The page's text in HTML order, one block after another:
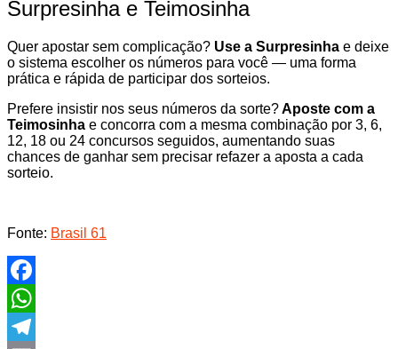
Surpresinha e Teimosinha
Quer apostar sem complicação? Use a Surpresinha e deixe
o sistema escolher os números para você — uma forma
prática e rápida de participar dos sorteios.
Prefere insistir nos seus números da sorte?Aposte com a
Teimosinha e concorra com a mesma combinação por 3, 6,
12, 18 ou 24 concursos seguidos, aumentando suas
chances de ganhar sem precisar refazer a aposta a cada
sorteio.
Fonte: Brasil 61
Facebook
WhatsApp